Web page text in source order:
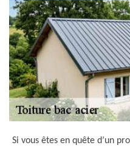
Si vous êtes en quête d’un